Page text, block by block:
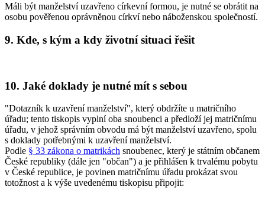
Máli být manželství uzavřeno církevní formou, je nutné se obrátit na
osobu pověřenou oprávněnou církví nebo náboženskou společností.
9. Kde, s kým a kdy životní situaci řešit
10. Jaké doklady je nutné mít s sebou
"Dotazník k uzavření manželství", který obdržíte u matričního
úřadu; tento tiskopis vyplní oba snoubenci a předloží jej matričnímu
úřadu, v jehož správním obvodu má být manželství uzavřeno, spolu
s doklady potřebnými k uzavření manželství.
Podle § 33 zákona o matrikách snoubenec, který je státním občanem
České republiky (dále jen "občan") a je přihlášen k trvalému pobytu
v České republice, je povinen matričnímu úřadu prokázat svou
totožnost a k výše uvedenému tiskopisu připojit: